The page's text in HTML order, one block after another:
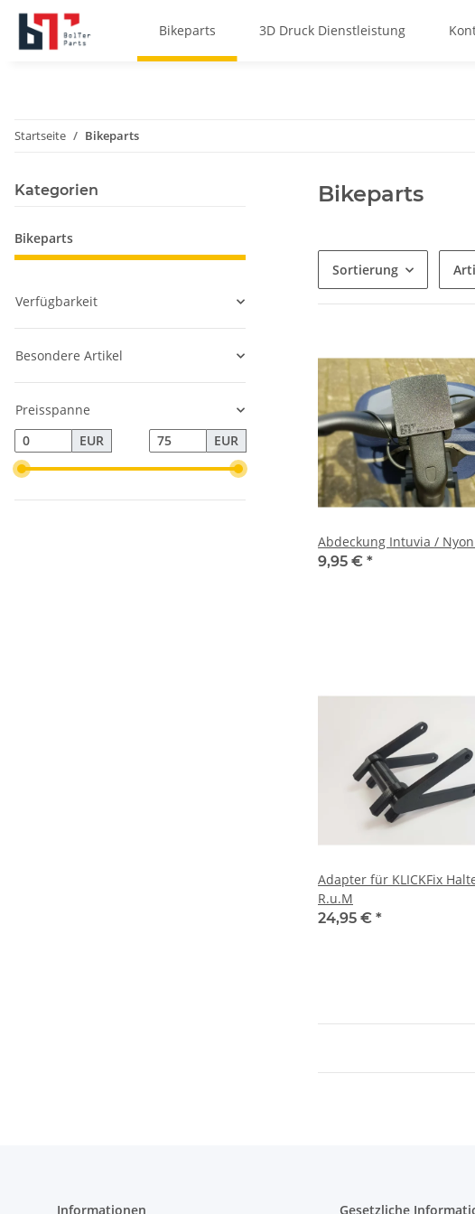
Bikeparts 3D Druck Dienstleistung
Startseite Bikeparts
Bikeparts
Sortierung
Abdeckung Intuvia / Nyon
9,95 € *
Adapter für KLICKFix
R.u.M
24,95 € *
Kategorien
Bikeparts
Verfügbarkeit
Besondere Artikel
Preisspanne
EUR
EUR
Informationen Gesetzliche